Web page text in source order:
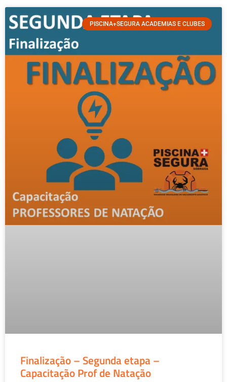
PISCINA+SEGURA ACADEMIAS E CLUBES
Finalização – Segunda etapa –
Capacitação Prof de Natação